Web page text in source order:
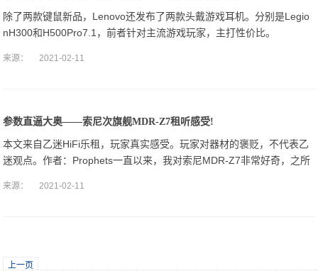
除了两款键鼠新品，Lenovo还发布了两款头戴游戏耳机。分别是Legio
nH300和H500Pro7.1，前者针对主流游戏玩家，主打性价比。
来源： 2021-02-11
参数直逼大奥——索尼次旗舰MDR-Z7租听感受!
本文来自乙迷HiFi乐租，玩家真实感受。玩家对器材的褒贬，不代表乙
迷观点。作者：Prophets一直以来，我对索尼MDR-Z7非常好奇，之所
来源： 2021-02-11
上一页